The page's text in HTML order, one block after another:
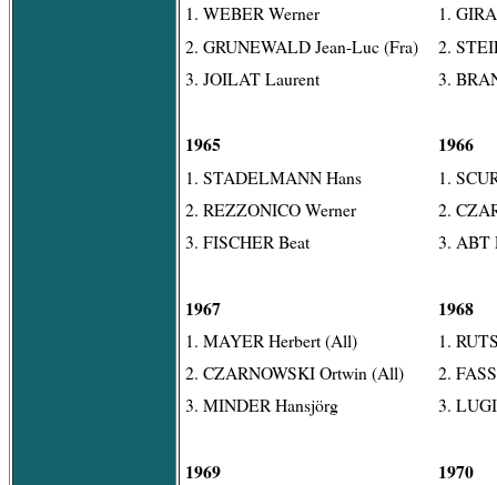
1. WEBER Werner
2. GRUNEWALD Jean-Luc (Fra)
3. JOILAT Laurent
1965
1. STADELMANN Hans
2. REZZONICO Werner
3. FISCHER Beat
1967
1. MAYER Herbert (All)
2. CZARNOWSKI Ortwin (All)
3. MINDER Hansjörg
1969
1.
2.
3.
1966
1.
2.
3. ABT
1968
1.
2.
3.
1970